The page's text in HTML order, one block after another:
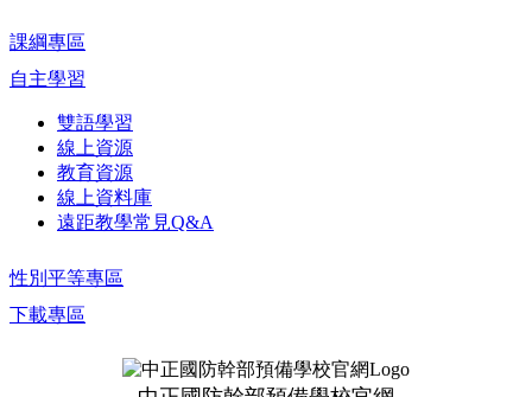
課綱專區
自主學習
雙語學習
線上資源
教育資源
線上資料庫
遠距教學常見Q&A
性別平等專區
下載專區